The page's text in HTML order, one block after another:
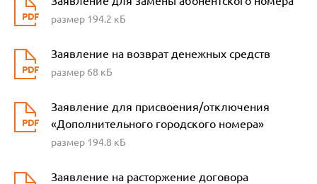
размер 194.2 кБ
Заявление на возврат денежных средств
размер 68 кБ
Заявление для присвоения/отключения
«Дополнительного городского номера»
размер 194.8 кБ
Заявление на расторжение договора